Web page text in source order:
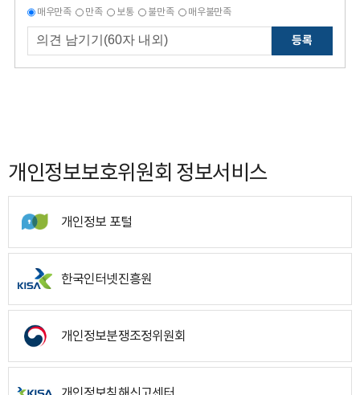
매우만족 만족 보통 불만족 매우불만족
등록
개인정보보호위원회 정보서비스
개인정보 포털
한국인터넷진흥원
개인정보분쟁조정위원회